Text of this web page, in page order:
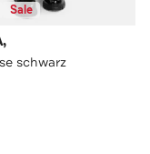
Sale
schwarz